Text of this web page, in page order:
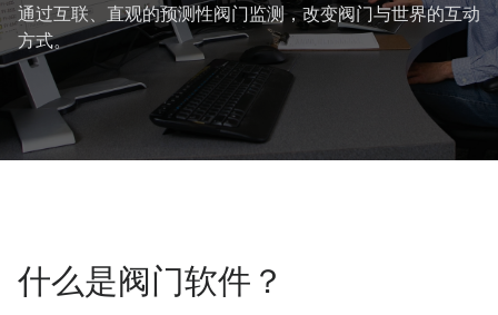
通过互联、直观的预测性阀门监测，改变阀门与世界的互动
方式。
什么是阀门软件？